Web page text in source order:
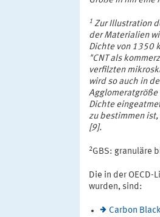
1 Zur Illustration
der Materialien
Dichte von 1350
"CNT als
verfilzten
wird so auch in
Agglomeratgröße
Dichte
zu bestimmen
[9].
2GBS: granuläre
Die in der
wurden, sind:
Carbon